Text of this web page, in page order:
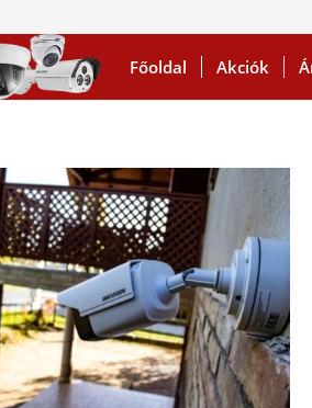
Főoldal Akciók